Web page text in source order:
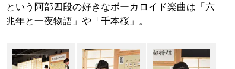
という阿部四段の好きなボーカロイド楽曲は「六
兆年と一夜物語」や「千本桜」。